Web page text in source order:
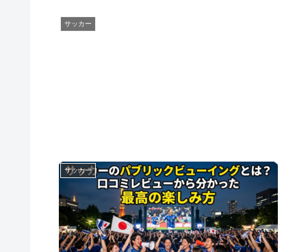
サッカー
サッカー